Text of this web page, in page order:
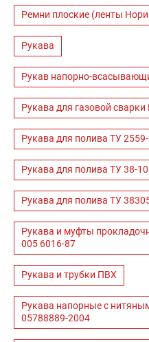
Ремни плоские (ленты
Рукава
Рукав напорно-
Рукава для газовой
Рукава для полива ТУ
Рукава для полива ТУ 38-
Рукава для полива ТУ
Рукава и муфты
005 6016-87
Рукава и трубки ПВХ
Рукава напорные с
05788889-2004